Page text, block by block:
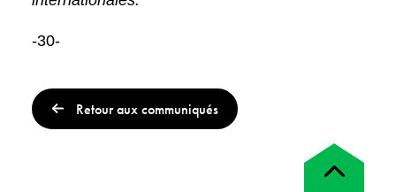
-30-
Retour aux communiqués
Retour